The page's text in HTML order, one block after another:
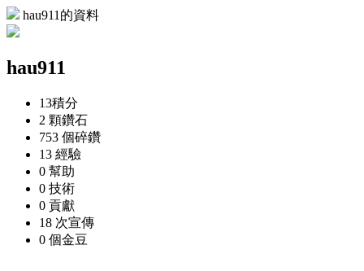
hau911的資料
hau911
13積分
2 顆鑽石
753 個碎鑽
13 經驗
0 幫助
0 技術
0 貢獻
18 次宣傳
0 個金豆